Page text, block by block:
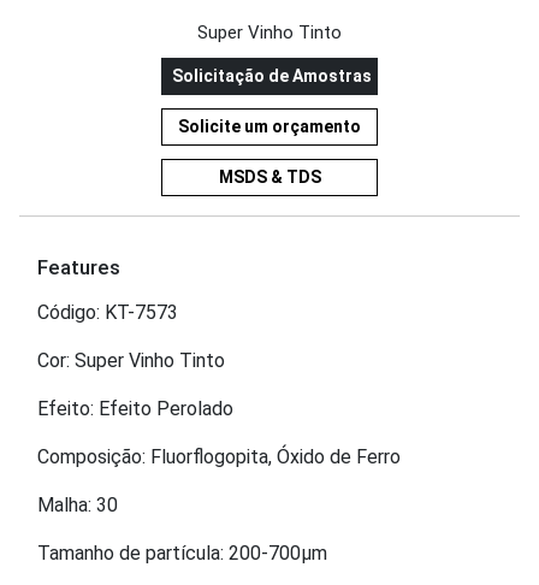
Super Vinho Tinto
Solicitação de Amostras
Solicite um orçamento
MSDS & TDS
Features
Código: KT-7573
Cor: Super Vinho Tinto
Efeito: Efeito Perolado
Composição: Fluorflogopita, Óxido de Ferro
Malha: 30
Tamanho de partícula: 200-700μm